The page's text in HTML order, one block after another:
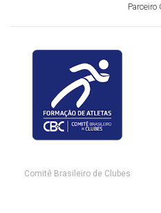
Parceiro
Comitê Brasileiro de Clubes